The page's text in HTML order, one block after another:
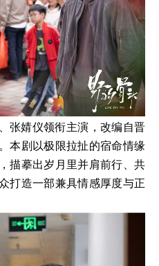
张婧仪领衔主演，改编自晋
本剧以极限拉扯的宿命情缘
描摹出岁月里并肩前行、共
打造一部兼具情感厚度与正